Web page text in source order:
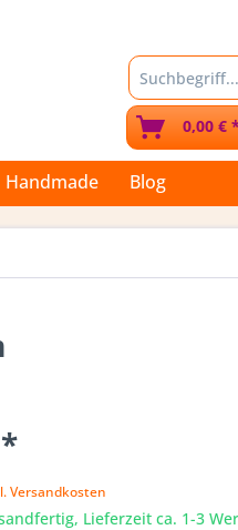
0,00 €
Handmade Blog
Versandkosten
Lieferzeit ca. 1-3